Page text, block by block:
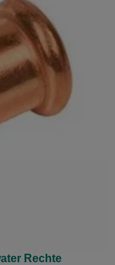
Rechte